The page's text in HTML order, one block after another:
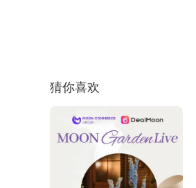
猜你喜欢